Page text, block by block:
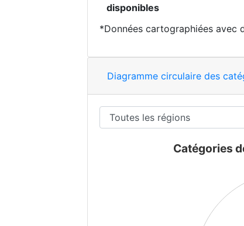
disponibles
*Données cartographiées avec
Diagramme circulaire des
Catégories des reprises,
View as data table, Catégories
Catégories